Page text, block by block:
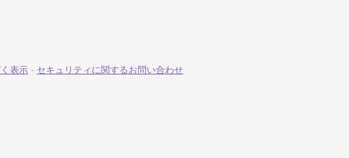
表示 - セキュリティに関するお問い合わせ